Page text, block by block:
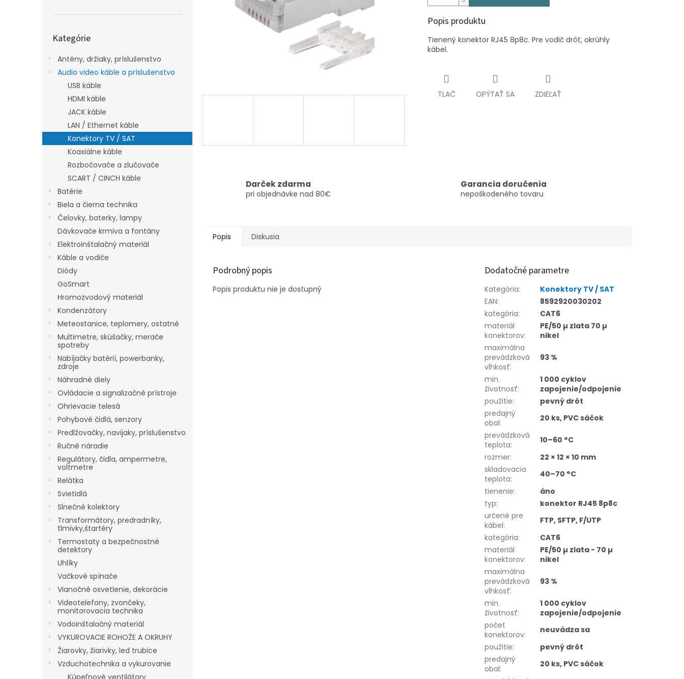
kategórie
Kategórie
Antény, držiaky, príslušenstvo
Audio video káble a príslušenstvo
USB káble
HDMI káble
JACK káble
LAN / Ethernet káble
Konektory TV / SAT
Koaxiálne káble
Rozbočovače a zlučovače
SCART / CINCH káble
Batérie
Biela a čierna technika
Čelovky, baterky, lampy
Dávkovače krmiva a fontány
Elektroinštalačný materiál
Káble a vodiče
Diódy
GoSmart
Hromozvodový materiál
Kondenzátory
Meteostanice, teplomery, ostatné
Multimetre, skúšačky, merače
spotreby
Nabíjačky batérií, powerbanky,
zdroje
Náhradné diely
Ovládacie a signalizačné prístroje
Ohrievacie telesá
Pohybové čidlá, senzory
Predlžovačky, navijaky, príslušenstvo
Ručné náradie
Regulátory, čidla, ampermetre,
voltmetre
Relátka
Svietidlá
Slnečné kolektory
Transformátory, predradníky,
tlmivky,štartéry
Termostaty a bezpečnostné
detektory
Uhlíky
Vačkové spínače
Vianočné osvetlenie, dekorácie
Videotelefony, zvončeky,
monitorovacia technika
Vodoinštalačný materiál
VYKUROVACIE ROHOŽE A OKRUHY
Žiarovky, žiarivky, led trubice
Vzduchotechnika a vykurovanie
Kúpeľnové ventilátory
Popis produktu
Tienený konektor RJ45 8p8c. Pre vodič drôt, okrúhly
kábel.
TLAČ OPÝTAŤ SA ZDIEĽAŤ
Darček zdarma
pri objednávke nad 80€
Garancia doručenia
nepoškodeného tovaru
Popis Diskusia
Podrobný popis
Popis produktu nie je dostupný
Dodatočné parametre
Kategória:
Konektory TV / SAT
EAN:
8592920030202
kategória:
CAT6
materiál
konektorov:
PE/50 µ zlata 70 µ
nikel
maximálna
prevádzková
vlhkosť:
93 %
min.
životnosť:
1 000 cyklov
zapojenie/odpojenie
použitie:
pevný drôt
predajný
obal:
20 ks, PVC sáčok
prevádzková
teplota:
10–60 °C
rozmer:
22 × 12 × 10 mm
skladovacia
teplota:
40–70 °C
tienenie:
áno
typ:
konektor RJ45 8p8c
určené pre
kábel:
FTP, SFTP, F/UTP
kategória:
CAT6
materiál
konektorov:
PE/50 µ zlata - 70 µ
nikel
maximálna
prevádzková
vlhkosť:
93 %
min.
životnosť:
1 000 cyklov
zapojenie/odpojenie
počet
konektorov:
neuvádza sa
použitie:
pevný drôt
predajný
obal:
20 ks, PVC sáčok